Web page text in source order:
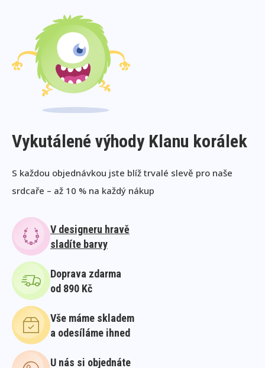
Vykutálené výhody Klanu korálek
S každou objednávkou jste blíž trvalé slevě pro naše
srdcaře – až 10 % na každý nákup
V designeru hravě
sladíte barvy
Doprava zdarma
od 890 Kč
Vše máme skladem
a odesíláme ihned
U nás si objednáte